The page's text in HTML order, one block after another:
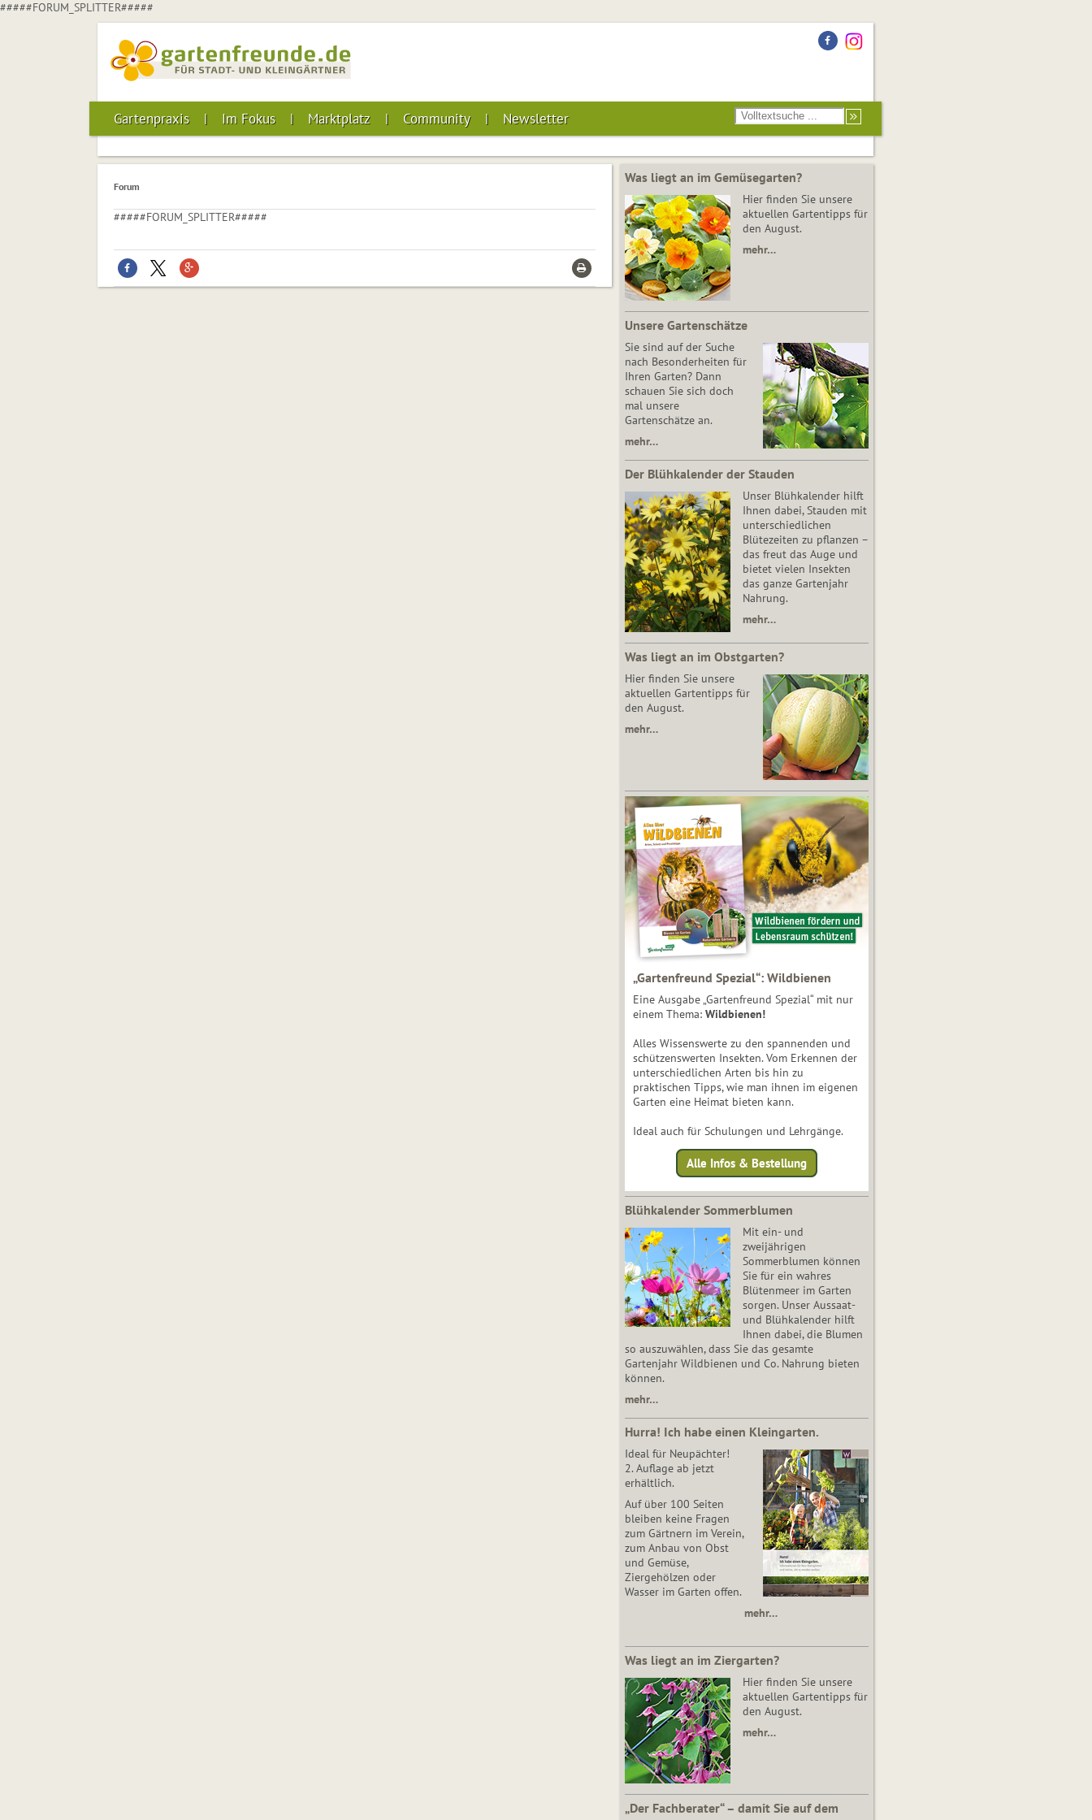
#####FORUM_SPLITTER#####
Gartenpraxis Im Fokus Marktplatz Community Newsletter
Forum
#####FORUM_SPLITTER#####
Was liegt an im Gemüsegarten?
Hier finden Sie unsere
aktuellen Gartentipps für
den August.
mehr…
Unsere Gartenschätze
Sie sind auf der Suche
nach Besonderheiten für
Ihren Garten? Dann
schauen Sie sich doch
mal unsere
Gartenschätze an.
mehr…
Der Blühkalender der Stauden
Unser Blühkalender hilft
Ihnen dabei, Stauden mit
unterschiedlichen
Blütezeiten zu pflanzen –
das freut das Auge und
bietet vielen Insekten
das ganze Gartenjahr
Nahrung.
mehr…
Was liegt an im Obstgarten?
Hier finden Sie unsere
aktuellen Gartentipps für
den August.
mehr…
„Gartenfreund Spezial“: Wildbienen
Eine Ausgabe „Gartenfreund Spezial“ mit nur
einem Thema: Wildbienen!
Alles Wissenswerte zu den spannenden und
schützenswerten Insekten. Vom Erkennen der
unterschiedlichen Arten bis hin zu
praktischen Tipps, wie man ihnen im eigenen
Garten eine Heimat bieten kann.
Ideal auch für Schulungen und Lehrgänge.
Alle Infos & Bestellung
Blühkalender Sommerblumen
Mit ein- und
zweijährigen
Sommerblumen können
Sie für ein wahres
Blütenmeer im Garten
sorgen. Unser Aussaat-
und Blühkalender hilft
Ihnen dabei, die Blumen
so auszuwählen, dass Sie das gesamte
Gartenjahr Wildbienen und Co. Nahrung bieten
können.
mehr…
Hurra! Ich habe einen Kleingarten.
Ideal für Neupächter!
2. Auflage ab jetzt
erhältlich.
Auf über 100 Seiten
bleiben keine Fragen
zum Gärtnern im Verein,
zum Anbau von Obst
und Gemüse,
Ziergehölzen oder
Wasser im Garten offen.
mehr…
Was liegt an im Ziergarten?
Hier finden Sie unsere
aktuellen Gartentipps für
den August.
mehr…
„Der Fachberater“ – damit Sie auf dem